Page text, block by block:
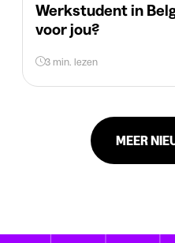
Werkstudent in
voor jou?
3 min. lezen
MEER